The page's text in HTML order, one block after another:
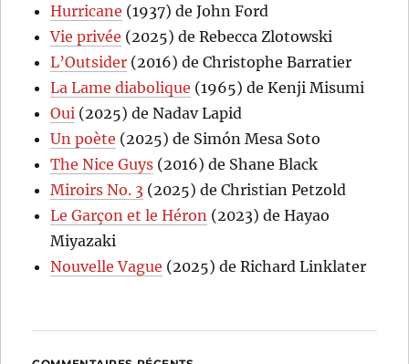
Hurricane (1937) de John Ford
Vie privée (2025) de Rebecca Zlotowski
L’Outsider (2016) de Christophe Barratier
La Lame diabolique (1965) de Kenji Misumi
Oui (2025) de Nadav Lapid
Un poète (2025) de Simón Mesa Soto
The Nice Guys (2016) de Shane Black
Miroirs No. 3 (2025) de Christian Petzold
Le Garçon et le Héron (2023) de Hayao
Miyazaki
Nouvelle Vague (2025) de Richard Linklater